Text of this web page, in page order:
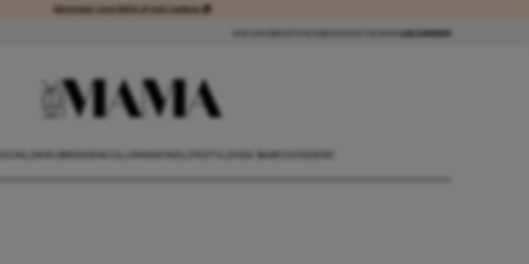
Abonneer voordelig of met cadeau 🎁Abonneer voordelig of met cadeau 🎁
ABONNEER